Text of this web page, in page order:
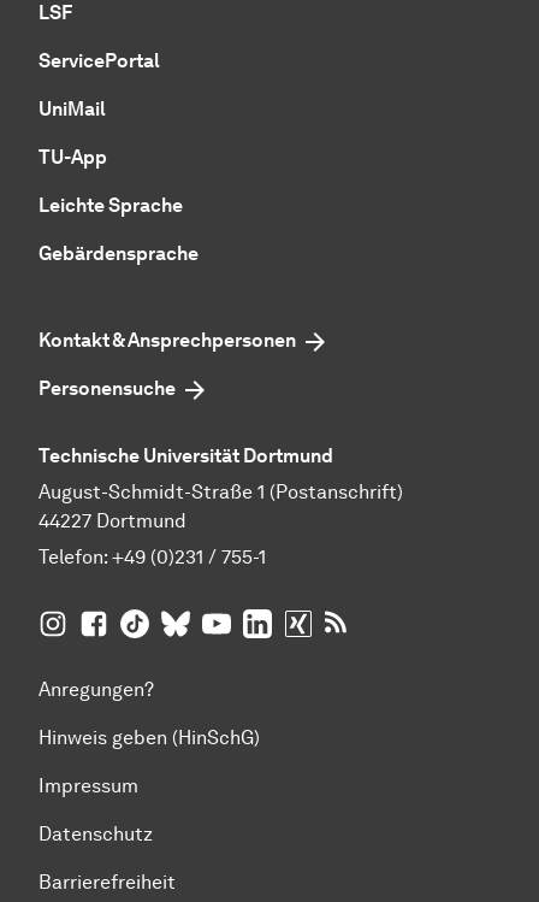
LSF
ServicePortal
UniMail
TU-App
Leichte Sprache
Gebärdensprache
Kontakt & Ansprechpersonen
Personensuche
Technische Universität Dortmund
August-Schmidt-Straße 1 (Postanschrift)
44227 Dortmund
Telefon: +49 (0)231 / 755-1
TU Dortmund aufInsta­gram
TU Dortmund auf Facebook
TU Dortmund auf TikTok
TU Dortmund auf BlueSky
TU Dortmund auf YouTube
TU Dortmund auf LinkedIn
TU Dortmund auf XING
Anregungen?
Hinweis geben (HinSchG)
Impressum
Datenschutz
Barrierefreiheit